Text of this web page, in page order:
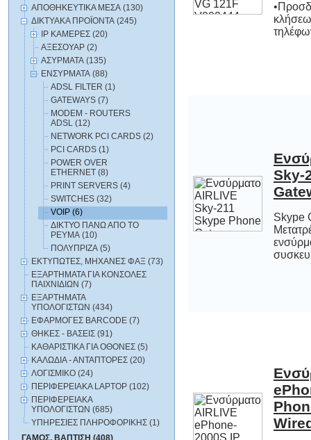
ΑΠΟΘΗΚΕΥΤΙΚΑ ΜΕΣΑ (130)
ΔΙΚΤΥΑΚΑ ΠΡΟΪΟΝΤΑ (245)
IP ΚΑΜΕΡΕΣ (20)
ΑΞΕΣΟΥΑΡ (2)
ΑΣΥΡΜΑΤΑ (135)
ΕΝΣYΡΜΑΤΑ (88)
ADSL FILTER (1)
GATEWAYS (7)
MODEM - ROUTERS
ADSL (12)
NETWORK PCI CARDS (2)
PCI CARDS (1)
POWER OVER
ETHERNET (8)
PRINT SERVERS (4)
SWITCHES (32)
VOIP (6)
ΔΙΚΤΥΟ ΠΑΝΩ ΑΠΟ ΤΟ
ΡΕΥΜΑ (10)
ΠΟΛΥΠΡΙΖΑ (5)
ΕΚΤΥΠΩΤΕΣ, ΜΗΧΑΝΕΣ ΦΑΞ (73)
ΕΞΑΡΤΗΜΑΤΑ ΓΙΑ ΚΟΝΣΟΛΕΣ
ΠΑΙΧΝΙΔΙΩΝ (7)
ΕΞΑΡΤΗΜΑΤΑ
ΥΠΟΛΟΓΙΣΤΩΝ (434)
ΕΦΑΡΜΟΓΕΣ BARCODE (7)
ΘΗΚΕΣ - ΒΑΣΕΙΣ (91)
ΚΑΘΑΡΙΣΤΙΚΑ ΓΙΑ ΟΘΟΝΕΣ (5)
ΚΑΛΩΔΙΑ - ΑΝΤΑΠΤΟΡΕΣ (20)
ΛΟΓΙΣΜΙΚΟ (24)
ΠΕΡΙΦΕΡΕΙΑΚΑ LAPTOP (102)
ΠΕΡΙΦΕΡΕΙΑΚΑ
ΥΠΟΛΟΓΙΣΤΩΝ (685)
ΥΠΗΡΕΣΙΕΣ ΠΛΗΡΟΦΟΡΙΚΗΣ (1)
ΓΑΜΟΣ, ΒΑΠΤΙΣΗ (408)
Sky-
Skype